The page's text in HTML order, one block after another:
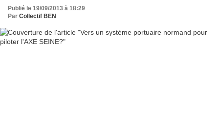
Publié le 19/09/2013 à 18:29
Par Collectif BEN